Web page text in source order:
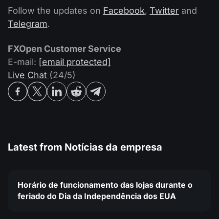
PAMM ECN
Masters e Seguidores
Concursos Forex
Ações
Criptomoedas
Fórum Forex
Centro de ajuda
O que é negociação de CFDs?
O que é negociação ECN?
Por que nós?
Contate-nos
Follow the updates on Facebook, Twitter and
Telegram.
FXOpen Customer Service
E-mail: [email protected]
Live Chat (24/5)
Latest from Notícias da empresa
Horário de funcionamento das lojas durante o
feriado do Dia da Independência dos EUA